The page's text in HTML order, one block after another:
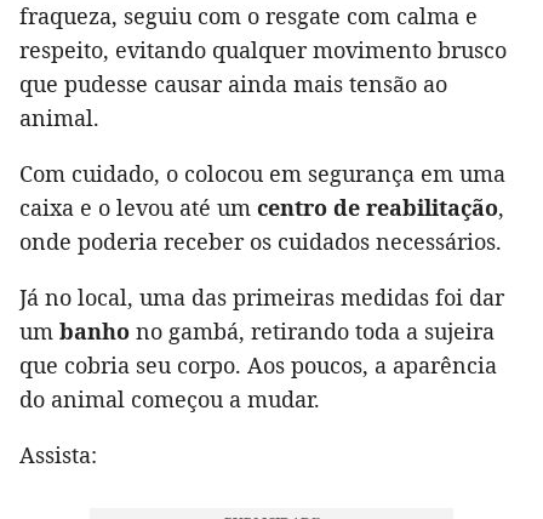
fraqueza, seguiu com o resgate com calma e
respeito, evitando qualquer movimento brusco
que pudesse causar ainda mais tensão ao
animal.
Com cuidado, o colocou em segurança em uma
caixa e o levou até um centro de reabilitação,
onde poderia receber os cuidados necessários.
Já no local, uma das primeiras medidas foi dar
um banho no gambá, retirando toda a sujeira
que cobria seu corpo. Aos poucos, a aparência
do animal começou a mudar.
Assista: